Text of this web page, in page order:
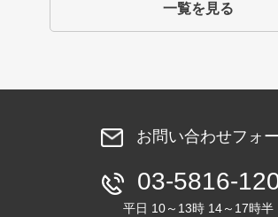
一覧を見る
お問い合わせフォ
03-5816-
平日 10～13時 14～17時半